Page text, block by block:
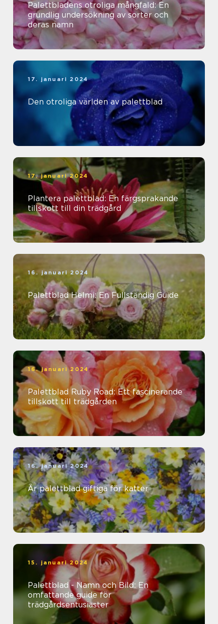
Palettbladens otroliga mångfald: En
grundlig undersökning av sorter och
deras namn
17. januari 2024
Den otroliga världen av palettblad
17. januari 2024
Plantera palettblad: En färgsprakande
tillskott till din trädgård
16. januari 2024
Palettblad Helmi: En Fullständig Guide
16. januari 2024
Palettblad Ruby Road: Ett fascinerande
tillskott till trädgården
16. januari 2024
Är palettblad giftiga för katter
15. januari 2024
Palettblad - Namn och Bild: En
omfattande guide för
trädgårdsentusiaster